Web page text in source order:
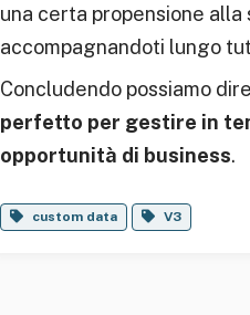
una certa propensione alla
accompagnandoti lungo
Concludendo possiamo
perfetto per gestire in
opportunità di business.
custom data V3